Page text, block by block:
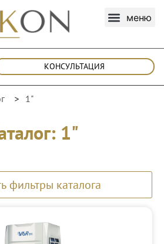
КОНСУЛЬТАЦИЯ
1"
1"
фильтры каталога